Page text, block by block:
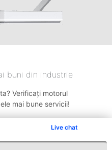
Live chat
buni din industrie
Verificați motorul
mai bune servicii!